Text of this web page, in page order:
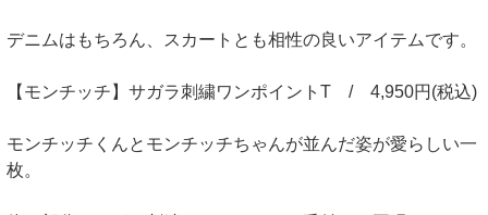
デニムはもちろん、スカートとも相性の良いアイテムです。
【モンチッチ】サガラ刺繍ワンポイントT / 4,950円(税込)
モンチッチくんとモンチッチちゃんが並んだ姿が愛らしい一
枚。